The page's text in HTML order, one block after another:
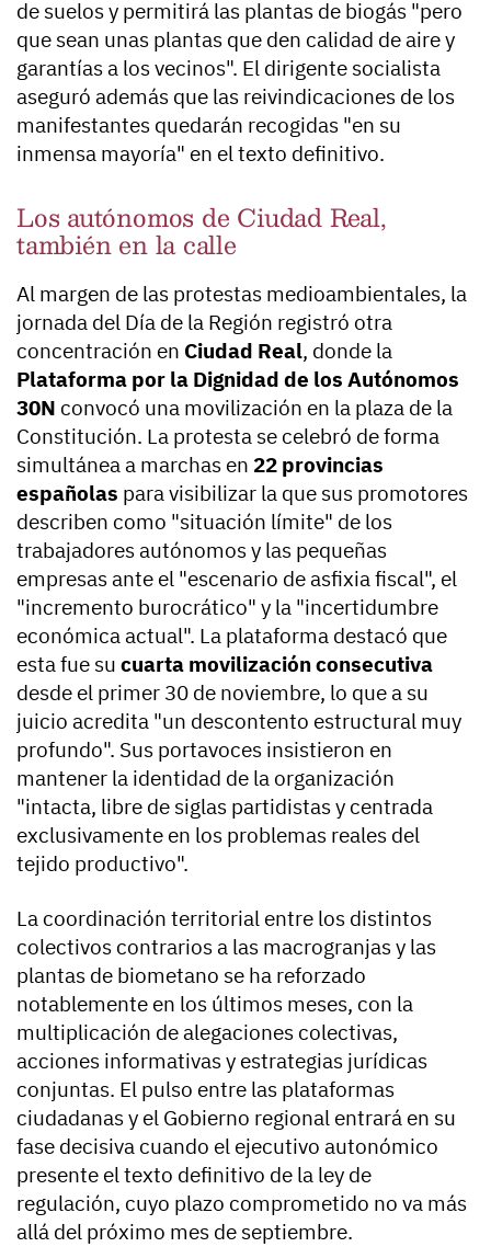
de suelos y permitirá las plantas de biogás "pero
que sean unas plantas que den calidad de aire y
garantías a los vecinos". El dirigente socialista
aseguró además que las reivindicaciones de los
manifestantes quedarán recogidas "en su
inmensa mayoría" en el texto definitivo.
Los autónomos de Ciudad Real,
también en la calle
Al margen de las protestas medioambientales, la
jornada del Día de la Región registró otra
concentración en Ciudad Real, donde la
Plataforma por la Dignidad de los Autónomos
30N convocó una movilización en la plaza de la
Constitución. La protesta se celebró de forma
simultánea a marchas en 22 provincias
españolas para visibilizar la que sus promotores
describen como "situación límite" de los
trabajadores autónomos y las pequeñas
empresas ante el "escenario de asfixia fiscal", el
"incremento burocrático" y la "incertidumbre
económica actual". La plataforma destacó que
esta fue su cuarta movilización consecutiva
desde el primer 30 de noviembre, lo que a su
juicio acredita "un descontento estructural muy
profundo". Sus portavoces insistieron en
mantener la identidad de la organización
"intacta, libre de siglas partidistas y centrada
exclusivamente en los problemas reales del
tejido productivo".
La coordinación territorial entre los distintos
colectivos contrarios a las macrogranjas y las
plantas de biometano se ha reforzado
notablemente en los últimos meses, con la
multiplicación de alegaciones colectivas,
acciones informativas y estrategias jurídicas
conjuntas. El pulso entre las plataformas
ciudadanas y el Gobierno regional entrará en su
fase decisiva cuando el ejecutivo autonómico
presente el texto definitivo de la ley de
regulación, cuyo plazo comprometido no va más
allá del próximo mes de septiembre.